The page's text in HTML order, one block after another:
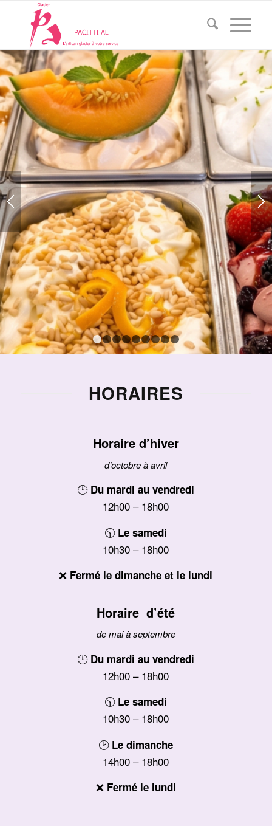
1 2 3 4 5 6 7 8 9
HORAIRES
Horaire d’hiver
d’octobre à avril
🕛 Du mardi au vendredi
12h00 – 18h00
🕥 Le samedi
10h30 – 18h00
❌ Fermé le dimanche et le lundi
Horaire d’été
de mai à septembre
🕛 Du mardi au vendredi
12h00 – 18h00
🕥 Le samedi
10h30 – 18h00
🕑 Le dimanche
14h00 – 18h00
❌ Fermé le lundi